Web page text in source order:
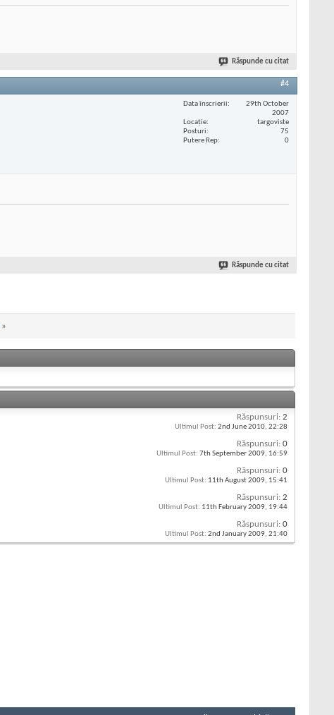
Răspunde cu citat
#4
Data înscrierii
29th October
2007
Locaţie
targoviste
Posturi
75
Putere Rep
0
Răspunde cu citat
»
Răspunsuri: 2
Ultimul Post: 2nd June 2010, 22:28
Răspunsuri: 0
Ultimul Post: 7th September 2009, 16:59
Răspunsuri: 0
Ultimul Post: 11th August 2009, 15:41
Răspunsuri: 2
Ultimul Post: 11th February 2009, 19:44
Răspunsuri: 0
Ultimul Post: 2nd January 2009, 21:40